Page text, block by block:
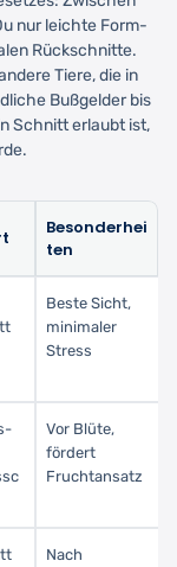
nur leichte Form-
Rückschnitte.
Tiere, die in
Bußgelder bis
Schnitt erlaubt ist,
Besonderhei
ten
Beste Sicht,
minimaler
Stress
Vor Blüte,
fördert
Fruchtansatz
Nach